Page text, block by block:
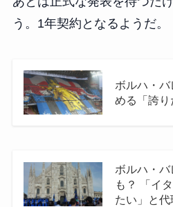
う。1年契約となるようだ。
ボルハ・
める「誇り
ボルハ・
も？ 「イ
たい」と代